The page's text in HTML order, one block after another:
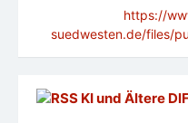
https://
suedwesten.de/files/
KI und Ältere